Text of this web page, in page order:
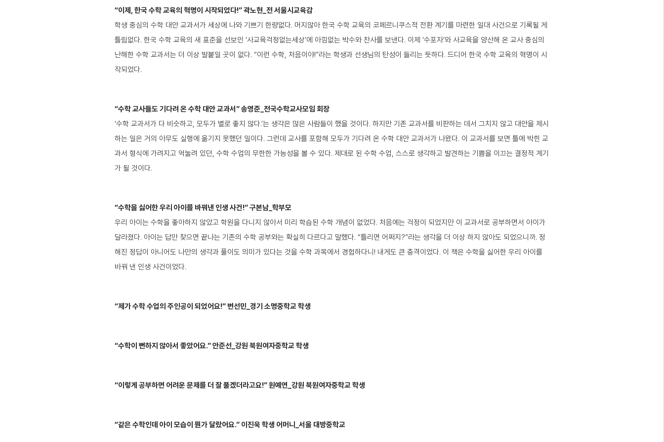
“이제, 한국 수학 교육의 혁명이 시작되었다!” 곽노현_전 서울시교육감
학생 중심의 수학 대안 교과서가 세상에 나와 기쁘기 한량없다. 머지않아 한국 수학 교육의 코페르니쿠스적 전환 계기를 마련한 일대 사건으로 기록될 게
틀림없다. 한국 수학 교육의 새 표준을 선보인 ‘사교육걱정없는세상’에 아낌없는 박수와 찬사를 보낸다. 이제 ‘수포자’와 사교육을 양산해 온 교사 중심의
난해한 수학 교과서는 더 이상 발붙일 곳이 없다. “이런 수학, 처음이야!”라는 학생과 선생님의 탄성이 들리는 듯하다. 드디어 한국 수학 교육의 혁명이 시
작되었다.
“수학 교사들도 기다려 온 수학 대안 교과서” 송영준_전국수학교사모임 회장
‘수학 교과서가 다 비슷하고, 모두가 별로 좋지 않다.’는 생각은 많은 사람들이 했을 것이다. 하지만 기존 교과서를 비판하는 데서 그치지 않고 대안을 제시
하는 일은 거의 아무도 실행에 옮기지 못했던 일이다. 그런데 교사를 포함해 모두가 기다려 온 수학 대안 교과서가 나왔다. 이 교과서를 보면 틀에 박힌 교
과서 형식에 가려지고 억눌려 있던, 수학 수업의 무한한 가능성을 볼 수 있다. 제대로 된 수학 수업, 스스로 생각하고 발견하는 기쁨을 이끄는 결정적 계기
가 될 것이다.
“수학을 싫어한 우리 아이를 바꿔낸 인생 사건!” 구본남_학부모
우리 아이는 수학을 좋아하지 않았고 학원을 다니지 않아서 미리 학습된 수학 개념이 없었다. 처음에는 걱정이 되었지만 이 교과서로 공부하면서 아이가
달라졌다. 아이는 답만 찾으면 끝나는 기존의 수학 공부와는 확실히 다르다고 말했다. “틀리면 어쩌지?”라는 생각을 더 이상 하지 않아도 되었으니까. 정
해진 정답이 아니어도 나만의 생각과 풀이도 의미가 있다는 것을 수학 과목에서 경험하다니! 내게도 큰 충격이었다. 이 책은 수학을 싫어한 우리 아이를
바꿔 낸 인생 사건이었다.
“제가 수학 수업의 주인공이 되었어요!” 변선민_경기 소명중학교 학생
“수학이 뻔하지 않아서 좋았어요.” 안준선_강원 북원여자중학교 학생
“이렇게 공부하면 어려운 문제를 더 잘 풀겠더라고요!” 원예연_강원 북원여자중학교 학생
“같은 수학인데 아이 모습이 뭔가 달랐어요.” 이진욱 학생 어머니_서울 대방중학교